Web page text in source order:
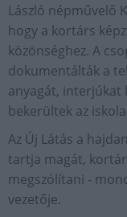
László népművelő
hogy a kortárs
közönséghez. A
dokumentálták a
anyagát, interjúkat
bekerültek az
Az Új Látás a
tartja magát,
megszólítani -
vezetője.